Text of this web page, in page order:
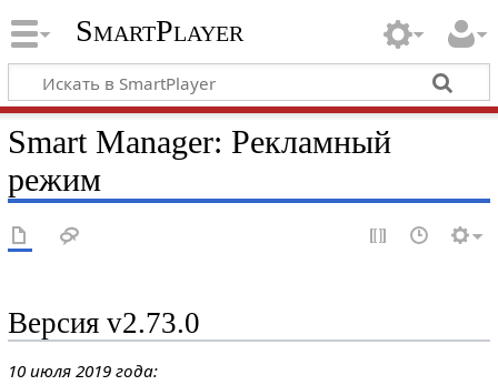
SmartPlayer
Smart Manager: Рекламный
режим
Версия v2.73.0
10 июля 2019 года: